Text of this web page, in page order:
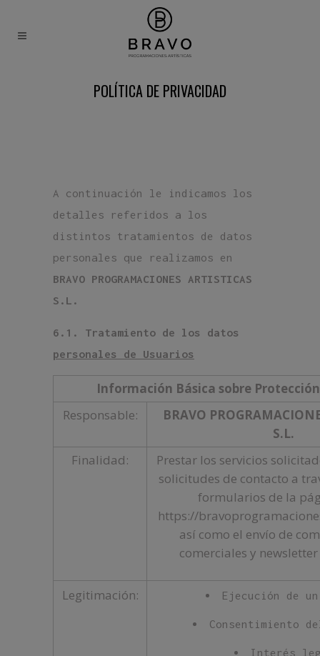
POLÍTICA DE PRIVACIDAD
A continuación le indicamos los
detalles referidos a los
distintos tratamientos de datos
personales que realizamos en
BRAVO PROGRAMACIONES ARTISTICAS
S.L.
6.1. Tratamiento de los datos
personales de Usuarios
Información Básica sobre
Responsable:
BRAVO
S.L.
Finalidad:
Prestar los servicios
solicitudes de contacto a
formularios de la
https://
así como el envío de
comerciales y
Legitimación: Ejecución de
Consentimiento
Interés